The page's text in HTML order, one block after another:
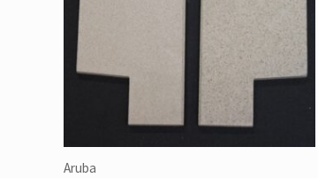
Aruba